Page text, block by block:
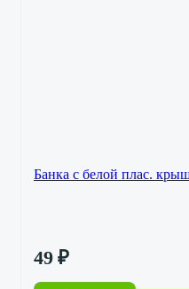
Банка с белой плас.
49 ₽